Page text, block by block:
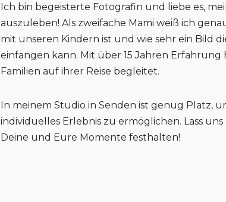
Ich bin begeisterte Fotografin und liebe es,
auszuleben! Als zweifache Mami weiß ich
mit unseren Kindern ist und wie sehr ein Bild
einfangen kann. Mit über 15 Jahren Erfahrung
Familien auf ihrer Reise begleitet.
In meinem Studio in Senden ist genug Platz,
individuelles Erlebnis zu ermöglichen. Lass
Deine und Eure Momente festhalten!